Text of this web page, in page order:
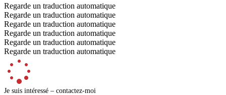
Regarde un traduction automatique
Regarde un traduction automatique
Regarde un traduction automatique
Regarde un traduction automatique
Regarde un traduction automatique
Regarde un traduction automatique
Je suis intéressé – contactez-moi